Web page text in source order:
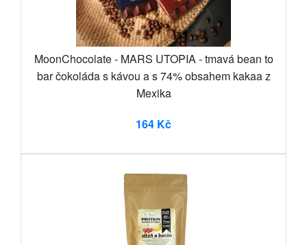
MoonChocolate - MARS UTOPIA - tmavá bean to
bar čokoláda s kávou a s 74% obsahem kakaa z
Mexika
164 Kč